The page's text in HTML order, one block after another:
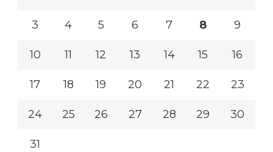
3 4 5 6 7 8 9
10 11 12 13 14 15 16
17 18 19 20 21 22 23
24 25 26 27 28 29 30
31